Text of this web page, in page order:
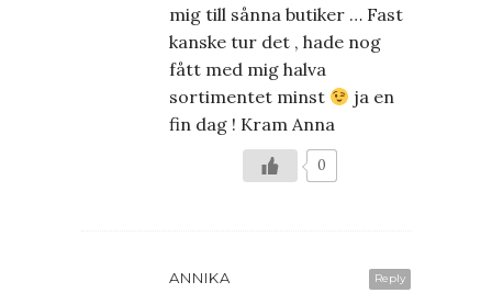
mig till sånna butiker … Fast
kanske tur det , hade nog
fått med mig halva
sortimentet minst
ja en
fin dag ! Kram Anna
0
Reply
ANNIKA